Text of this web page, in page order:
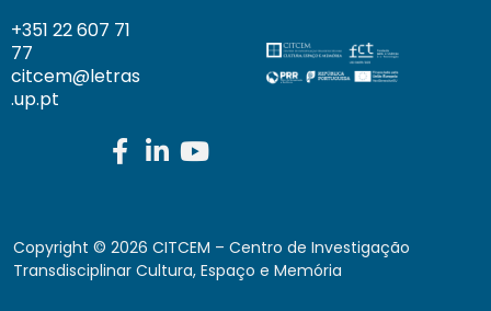
+351 22 607 71
77
citcem@letras
.up.pt
Copyright © 2026 CITCEM – Centro de Investigação
Transdisciplinar Cultura, Espaço e Memória